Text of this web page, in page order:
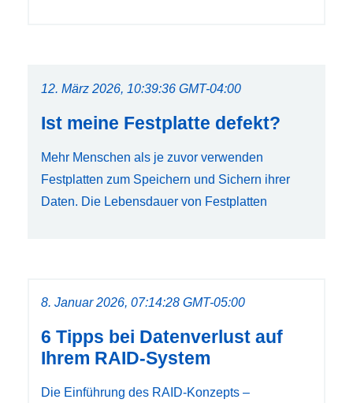
12. März 2026, 10:39:36 GMT-04:00
Ist meine Festplatte defekt?
Mehr Menschen als je zuvor verwenden
Festplatten zum Speichern und Sichern ihrer
Daten. Die Lebensdauer von Festplatten
8. Januar 2026, 07:14:28 GMT-05:00
6 Tipps bei Datenverlust auf
Ihrem RAID-System
Die Einführung des RAID-Konzepts –